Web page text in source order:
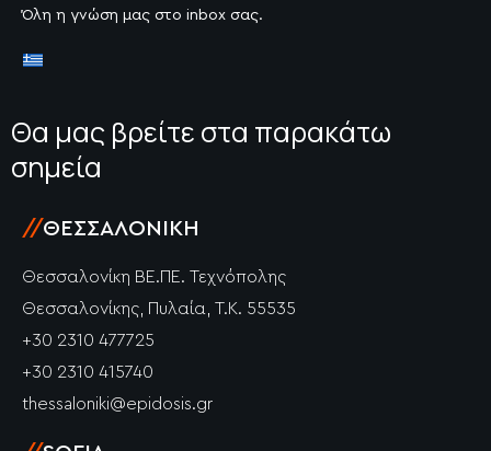
Όλη η γνώση μας στο inbox σας.
Θα μας βρείτε στα παρακάτω
σημεία
//ΘΕΣΣΑΛΟΝΊΚΗ
Θεσσαλονίκη ΒΕ.ΠΕ. Τεχνόπολης
Θεσσαλονίκης, Πυλαία, Τ.Κ. 55535
+30 2310 477725
+30 2310 415740
thessaloniki@epidosis.gr